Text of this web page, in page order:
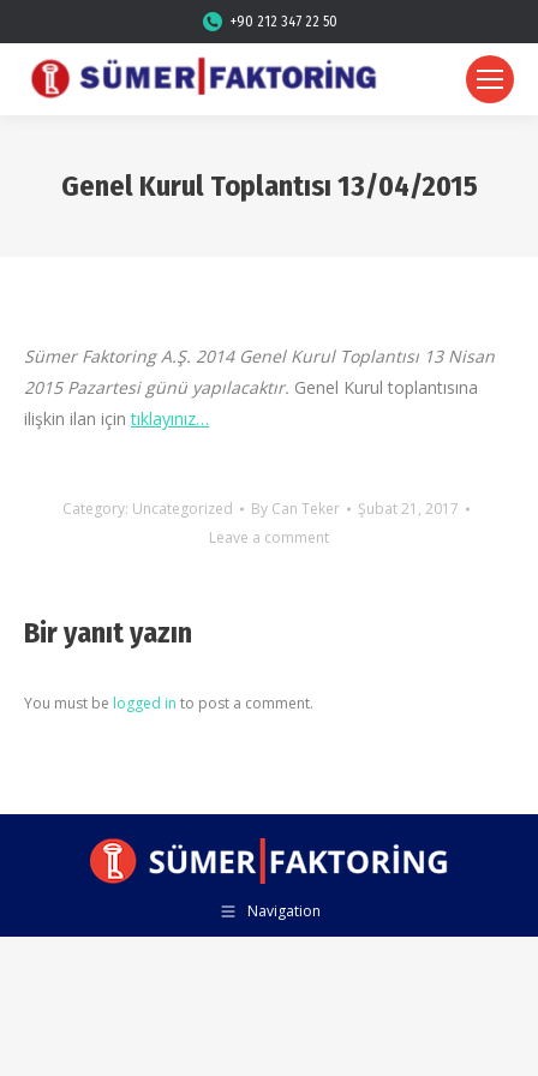
+90 212 347 22 50
Genel Kurul Toplantısı 13/04/2015
Sümer Faktoring A.Ş. 2014 Genel Kurul Toplantısı 13 Nisan
2015 Pazartesi günü yapılacaktır. Genel Kurul toplantısına
ilişkin ilan içintıklayınız…
Category: Uncategorized By Can Teker
Şubat 21, 2017
Leave a comment
Bir yanıt yazın
You must be logged in to post a comment.
Navigation